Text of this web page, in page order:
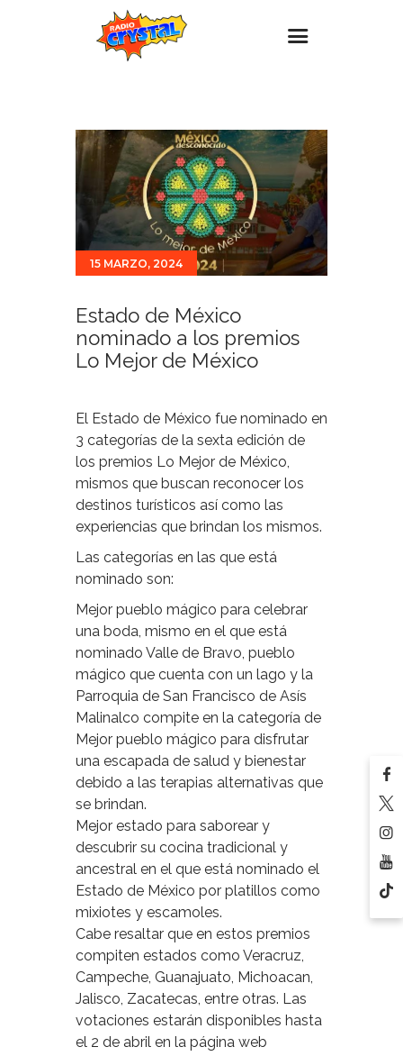
Estaciones
Eventos
Promociones
Noticias
Para ti
15 MARZO, 2024
Estado de México
nominado a los premios
Lo Mejor de México
El Estado de México fue nominado en
3 categorías de la sexta edición de
los premios Lo Mejor de México,
mismos que buscan reconocer los
destinos turísticos así como las
experiencias que brindan los mismos.
Las categorías en las que está
nominado son:
Mejor pueblo mágico para celebrar
una boda, mismo en el que está
nominado Valle de Bravo, pueblo
mágico que cuenta con un lago y la
Parroquia de San Francisco de Asís
Malinalco compite en la categoría de
Mejor pueblo mágico para disfrutar
una escapada de salud y bienestar
debido a las terapias alternativas que
se brindan.
Mejor estado para saborear y
descubrir su cocina tradicional y
ancestral en el que está nominado el
Estado de México por platillos como
mixiotes y escamoles.
Cabe resaltar que en estos premios
compiten estados como Veracruz,
Campeche, Guanajuato, Michoacan,
Jalisco, Zacatecas, entre otras. Las
votaciones estarán disponibles hasta
el 2 de abril en la página web